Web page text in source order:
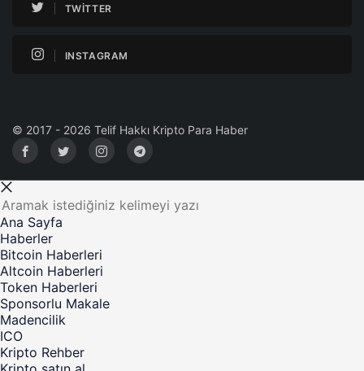
TWITTER
INSTAGRAM
© 2017 - 2026 Telif Hakkı Kripto Para Haber
Ana Sayfa
Haberler
Bitcoin Haberleri
Altcoin Haberleri
Token Haberleri
Sponsorlu Makale
Madencilik
ICO
Kripto Rehber